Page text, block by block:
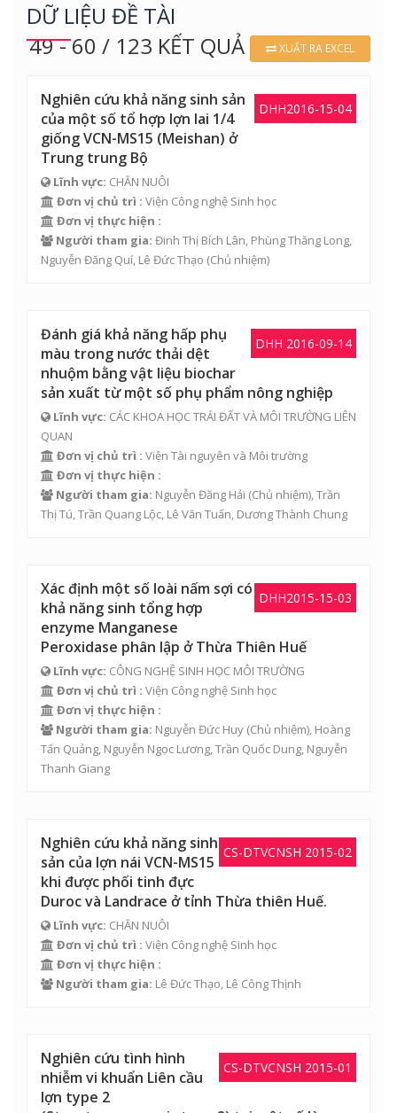
DỮ LIỆU ĐỀ TÀI
49 - 60 / 123 KẾT QUẢ
XUẤT RA EXCEL
DHH2016-15-04
Nghiên cứu khả năng sinh sản
của một số tổ hợp lợn lai 1/4
giống VCN-MS15 (Meishan) ở
Trung trung Bộ
Lĩnh vực: CHĂN NUÔI
Đơn vị chủ trì : Viện Công nghệ Sinh học
Đơn vị thực hiện :
Người tham gia: Đinh Thị Bích Lân, Phùng Thăng Long,
Nguyễn Đăng Quí, Lê Đức Thạo (Chủ nhiệm)
DHH 2016-09-14
Đánh giá khả năng hấp phụ
màu trong nước thải dệt
nhuộm bằng vật liệu biochar
sản xuất từ một số phụ phẩm nông nghiệp
Lĩnh vực: CÁC KHOA HỌC TRÁI ĐẤT VÀ MÔI TRƯỜNG LIÊN
QUAN
Đơn vị chủ trì : Viện Tài nguyên và Môi trường
Đơn vị thực hiện :
Người tham gia: Nguyễn Đăng Hải (Chủ nhiệm),Trần
Thị Tú,Trần Quang Lộc, Lê Văn Tuấn, Dương Thành Chung
DHH2015-15-03
Xác định một số loài nấm sợi có
khả năng sinh tổng hợp
enzyme Manganese
Peroxidase phân lập ở Thừa Thiên Huế
Lĩnh vực: CÔNG NGHỆ SINH HỌC MÔI TRƯỜNG
Đơn vị chủ trì : Viện Công nghệ Sinh học
Đơn vị thực hiện :
Người tham gia: Nguyễn Đức Huy (Chủ nhiệm), Hoàng
Tấn Quảng, Nguyễn Ngọc Lương,Trần Quốc Dung, Nguyễn
Thanh Giang
CS-DTVCNSH 2015-02
Nghiên cứu khả năng sinh
sản của lợn nái VCN-MS15
khi được phối tinh đực
Duroc và Landrace ở tỉnh Thừa thiên Huế.
Lĩnh vực: CHĂN NUÔI
Đơn vị chủ trì : Viện Công nghệ Sinh học
Đơn vị thực hiện :
Người tham gia: Lê Đức Thạo, Lê Công Thịnh
CS-DTVCNSH 2015-01
Nghiên cứu tình hình
nhiễm vi khuẩn Liên cầu
lợn type 2